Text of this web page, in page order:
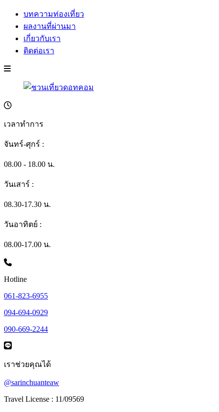
บทความท่องเที่ยว
ผลงานที่ผ่านมา
เกี่ยวกับเรา
ติดต่อเรา
เวลาทำการ
จันทร์-ศุกร์ :
08.00 - 18.00 น.
วันเสาร์ :
08.30-17.30 น.
วันอาทิตย์ :
08.00-17.00 น.
Hotline
061-823-6955
094-694-0929
090-669-2244
เราช่วยคุณได้
@sarinchuanteaw
Travel License : 11/09569